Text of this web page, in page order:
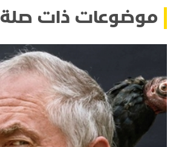
موضوعات ذات صلة